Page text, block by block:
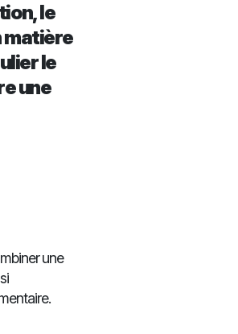
le
matière
le
une
une